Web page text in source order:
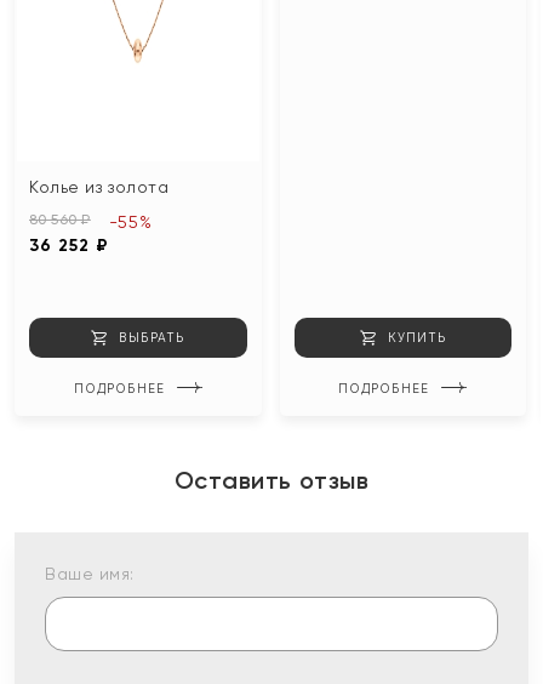
Колье из золота
80 560 ₽
36 252 ₽
-55%
ВЫБРАТЬ
ПОДРОБНЕЕ
КУПИТЬ
ПОДРОБНЕЕ
Оставить отзыв
Ваше имя: